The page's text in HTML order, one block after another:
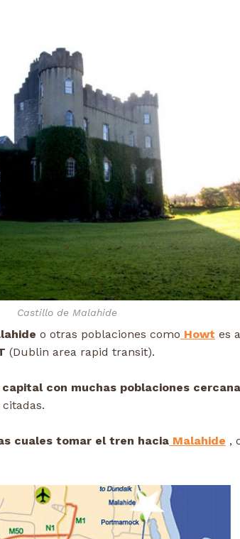
Castillo de Malahide
o otras poblaciones como Howt es
(Dublin area rapid transit).
con muchas poblaciones
cuales tomar el tren hacia Malahide ,